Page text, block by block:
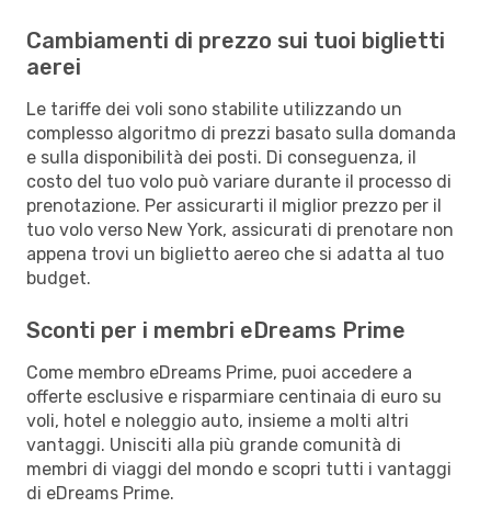
Cambiamenti di prezzo sui tuoi biglietti
aerei
Le tariffe dei voli sono stabilite utilizzando un
complesso algoritmo di prezzi basato sulla domanda
e sulla disponibilità dei posti. Di conseguenza, il
costo del tuo volo può variare durante il processo di
prenotazione. Per assicurarti il miglior prezzo per il
tuo volo verso New York, assicurati di prenotare non
appena trovi un biglietto aereo che si adatta al tuo
budget.
Sconti per i membri eDreams Prime
Come membro eDreams Prime, puoi accedere a
offerte esclusive e risparmiare centinaia di euro su
voli, hotel e noleggio auto, insieme a molti altri
vantaggi. Unisciti alla più grande comunità di
membri di viaggi del mondo e scopri tutti i vantaggi
di eDreams Prime.